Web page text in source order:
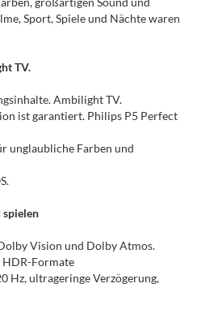
Sport, Spiele und Nächte waren
TV.
Ambilight TV.
ist garantiert. Philips P5 Perfect
unglaubliche Farben und
spielen
Vision und Dolby Atmos.
HDR-Formate
Hz, ultrageringe Verzögerung,